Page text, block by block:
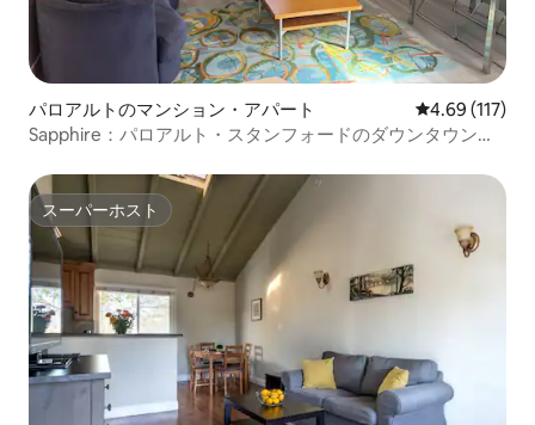
パロアルトのマンション・アパート レビュー117
4.69 (117)
Sapphire：パロアルト・スタンフォードのダウンタウンに
スーパーホスト
スーパーホスト